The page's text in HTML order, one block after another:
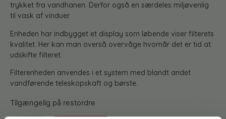
trykket fra vandhanen. Derfor også en særdeles miljøvenlig
til vask af vinduer.
Enheden har indbygget et display som løbende viser filterets
kvalitet. Her kan man overså overvåge hvornår det er tid at
udskifte filteret.
Filterenheden anvendes i et system med blandt andet
vandførende teleskopskaft og børste.
Tilgængelig på restordre